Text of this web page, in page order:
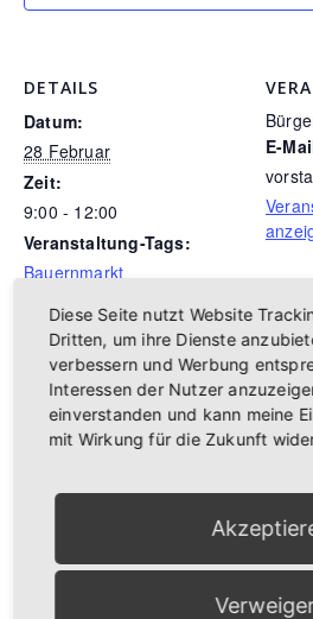
DETAILS
Datum:
28 Februar
Zeit:
9:00 - 12:00
Veranstaltung-Tags:
Bauernmarkt
E-
Diese Seite nutzt Website
Dritten, um ihre Dienste
verbessern und Werbung
Interessen der Nutzer
einverstanden und kann meine
mit Wirkung für die Zukunft